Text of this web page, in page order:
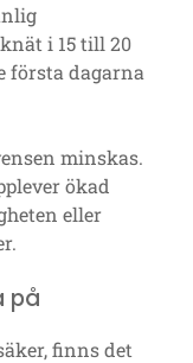
i 15 till 20
första dagarna
minskas.
ökad
eller
på
finns det